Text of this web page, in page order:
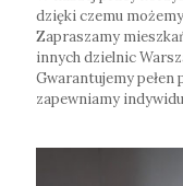
dzięki czemu
Zapraszamy
innych dzielnic
Gwarantujemy pełen
zapewniamy